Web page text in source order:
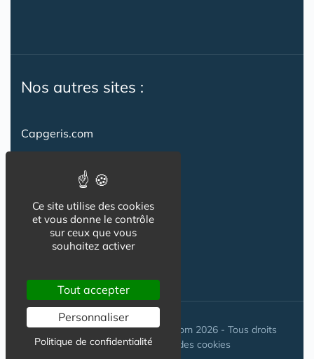
Nos autres sites :
Capgeris.com
Emploi-formation-sante.com
Seniorissimmo.com
Creche-et-naissance.com
© Maisons-et-poles-de-sante.com 2026 - Tous droits
réservés. //Gestion des cookies
Ce site utilise des cookies
et vous donne le contrôle
sur ceux que vous
souhaitez activer
Tout accepter
Personnaliser
Politique de confidentialité